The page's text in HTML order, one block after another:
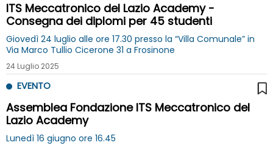
ITS Meccatronico del Lazio Academy -
Consegna dei diplomi per 45 studenti
Giovedì 24 luglio alle ore 17.30 presso la “Villa Comunale” in
Via Marco Tullio Cicerone 31 a Frosinone
24 Luglio 2025
EVENTO
Assemblea Fondazione ITS Meccatronico del
Lazio Academy
Lunedì 16 giugno ore 16.45